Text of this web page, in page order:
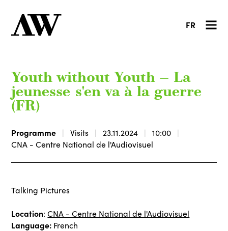
FR
Youth without Youth — La
jeunesse s'en va à la guerre
(FR)
Programme Visits 23.11.2024
10:00
CNA - Centre National de l'Audiovisuel
Talking Pictures
Location:CNA - Centre National de l'Audiovisuel
Language: French